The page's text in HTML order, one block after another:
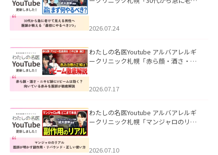
た。
2026.07.24
わたしの名医Youtube アルバアレルギ
ークリニック札幌「赤ら顔・酒さ・ニ
した。
2026.07.17
わたしの名医Youtube アルバアレルギ
ークリニック札幌「マンジャロのリア
た。
2026.07.10